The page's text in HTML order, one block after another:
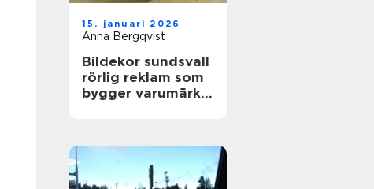
15. januari 2026
Anna Bergqvist
Bildekor sundsvall
rörlig reklam som
bygger varumärke